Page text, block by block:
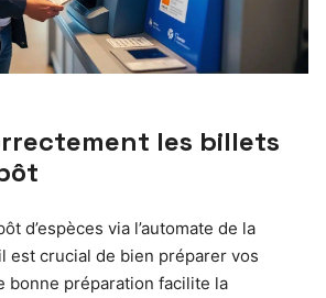
les billets
d’espèces via l’automate de la
est crucial de bien préparer vos
bonne préparation facilite la